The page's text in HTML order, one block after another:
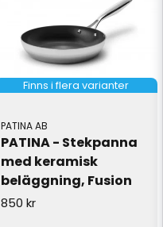
Finns i flera varianter
PATINA AB
PATINA - Stekpanna
med keramisk
beläggning, Fusion
850 kr